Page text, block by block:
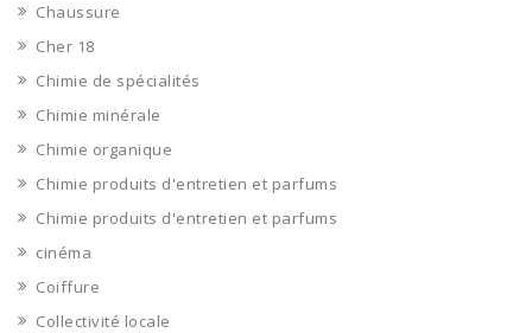
Chaussure
Cher 18
Chimie de spécialités
Chimie minérale
Chimie organique
Chimie produits d'entretien et parfums
Chimie produits d'entretien et parfums
cinéma
Coiffure
Collectivité locale